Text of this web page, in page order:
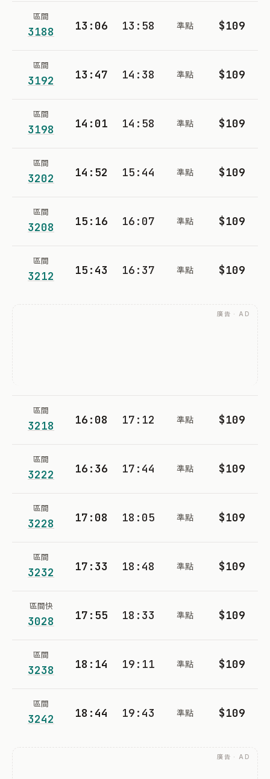
區間
3188 13:06 13:58 準點 $109
區間
3192 13:47 14:38 準點 $109
區間
3198 14:01 14:58 準點 $109
區間
3202 14:52 15:44 準點 $109
區間
3208 15:16 16:07 準點 $109
區間
3212 15:43 16:37 準點 $109
廣告 · AD
區間
3218 16:08 17:12 準點 $109
區間
3222 16:36 17:44 準點 $109
區間
3228 17:08 18:05 準點 $109
區間
3232 17:33 18:48 準點 $109
區間快
3028 17:55 18:33 準點 $109
區間
3238 18:14 19:11 準點 $109
區間
3242 18:44 19:43 準點 $109
廣告 · AD